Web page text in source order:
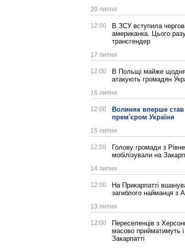
20 липня
12:00
В ЗСУ вступила
американка. Цього
трансгендер
17 липня
12:00
В Польщі майже
атакують громадян
16 липня
12:00
Волиняк вперше став
прем'єром України
15 липня
12:00
Голову громади з
мобілізували на
14 липня
12:00
На Прикарпатті
загиблого найманця з
13 липня
12:00
Переселенців з
масово прийматимуть
Закарпатті